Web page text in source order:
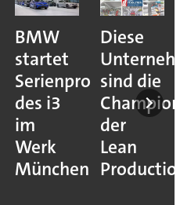
BMW
startet
Serienproduktion
des i3
im
Werk
München
Diese
sind die
der
Lean